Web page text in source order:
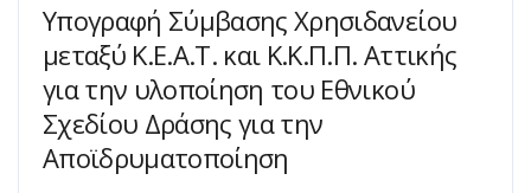
Υπογραφή Σύμβασης Χρησιδανείου
μεταξύ Κ.Ε.Α.Τ. και Κ.Κ.Π.Π. Αττικής
για την υλοποίηση του Εθνικού
Σχεδίου Δράσης για την
Αποϊδρυματοποίηση